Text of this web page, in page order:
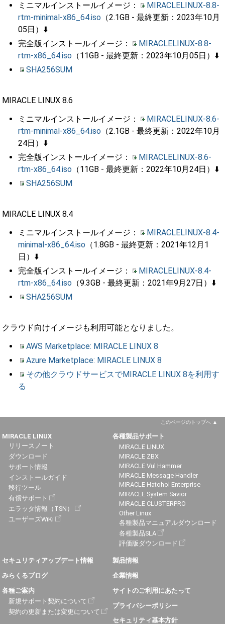
ミニマルインストールイメージ：
MIRACLELINUX-8.8-
rtm-minimal-x86_64.iso （2.1GB - 最終更新：2023年10月
05日）⬇️
完全版インストールイメージ：
MIRACLELINUX-8.8-
rtm-x86_64.iso （11GB - 最終更新：2023年10月05日）⬇️
SHA256SUM
MIRACLE LINUX 8.6
ミニマルインストールイメージ：
MIRACLELINUX-8.6-
rtm-minimal-x86_64.iso （2.1GB - 最終更新：2022年10月
24日）⬇️
完全版インストールイメージ：
MIRACLELINUX-8.6-
rtm-x86_64.iso （11GB - 最終更新：2022年10月24日）⬇️
SHA256SUM
MIRACLE LINUX 8.4
ミニマルインストールイメージ：
MIRACLELINUX-8.4-
minimal-x86_64.iso （1.8GB - 最終更新：2021年12月1
日）⬇️
完全版インストールイメージ：
MIRACLELINUX-8.4-
rtm-x86_64.iso （9.3GB - 最終更新：2021年9月27日）⬇️
SHA256SUM
クラウド向けイメージも利用可能となりました。
AWS Marketplace: MIRACLE LINUX 8
Azure Marketplace: MIRACLE LINUX 8
その他クラウドサービスでMIRACLE LINUX 8を利用す
る
このページのトップへ
MIRACLE LINUX
リリースノート
ダウンロード
サポート情報
インストールガイド
移行ツール
有償サポート
エラッタ情報（TSN）
ユーザーズWiKi
各種製品サポート
MIRACLE LINUX
MIRACLE ZBX
MIRACLE Vul Hammer
MIRACLE Message Handler
MIRACLE Hatohol Enterprise
MIRACLE System Savior
MIRACLE CLUSTERPRO
Other Linux
各種製品マニュアルダウンロード
各種製品SLA
評価版ダウンロード
セキュリティアップデート情報
みらくるブログ
各種ご案内
新規サポート契約について
契約の更新または変更について
製品情報
企業情報
サイトのご利用にあたって
プライバシーポリシー
セキュリティ基本方針